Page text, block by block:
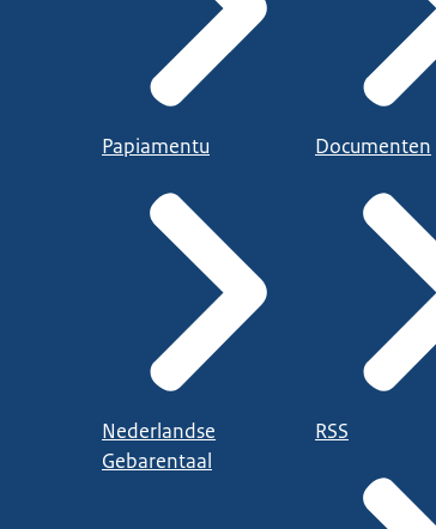
Papiamentu
Nederlandse
Gebarentaal
Documenten
RSS